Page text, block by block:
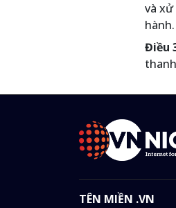
và
hành.
Điều
TÊN MIỀN .VN